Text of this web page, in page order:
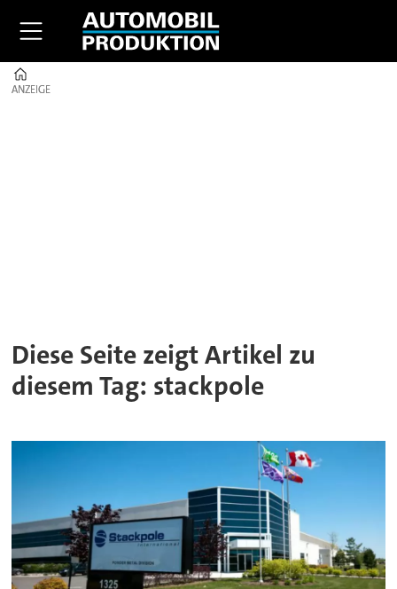
ANZEIGE
ANZEIGE
Diese Seite zeigt Artikel zu
diesem Tag: stackpole